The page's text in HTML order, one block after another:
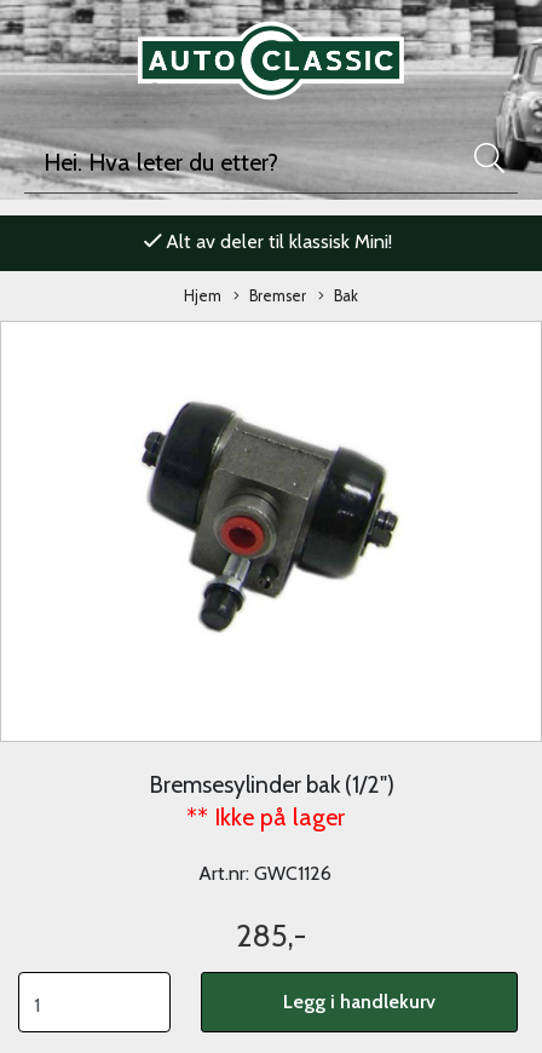
Alt av deler til klassisk Mini!
Hjem Bremser Bak
Bremsesylinder bak (1/2")
** Ikke på lager
Art.nr: GWC1126
285,-
Legg i handlekurv